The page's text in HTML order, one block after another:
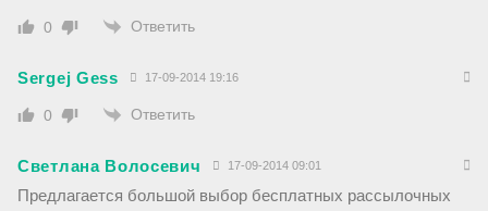
0 Ответить
Sergej Gess 17-09-2014 19:16
0 Ответить
Светлана Волосевич 17-09-2014 09:01
Предлагается большой выбор бесплатных рассылочных